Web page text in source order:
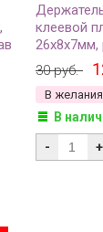
клеевой
8х14мм,
цвет
30 руб.
В желания
В
- +